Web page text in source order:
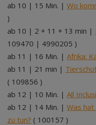
ab 10 | 15 Min. | Wo
)
ab 10 | 2 + 11 + 13 min |
109470 | 4990205 )
ab 11 | 16 Min. | Afrika:
ab 11 | 21 min |
( 109856 )
ab 12 | 10 Min. | All
ab 12 | 14 Min. | Was
zu tun? ( 100157 )